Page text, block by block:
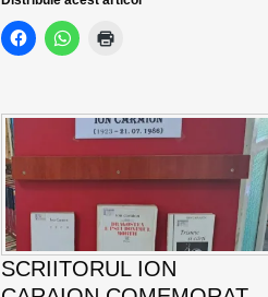
SCRIITORUL ION